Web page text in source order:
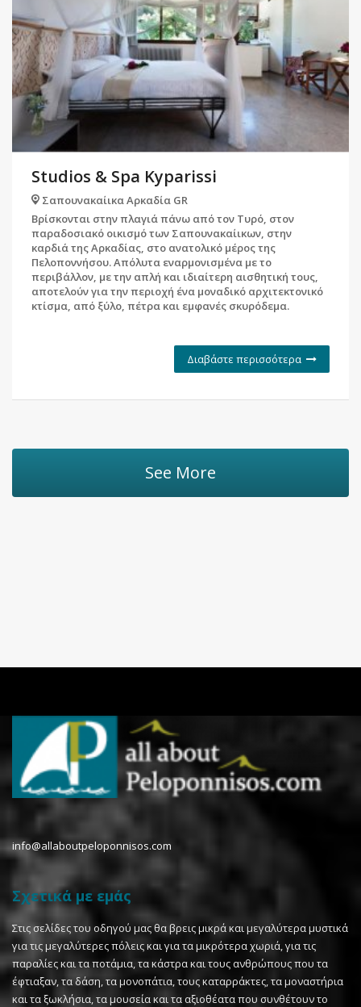
Studios & Spa Kyparissi
Σαπουνακαίικα Αρκαδία GR
Βρίσκονται στην πλαγιά πάνω από τον Τυρό, στον
παραδοσιακό οικισμό των Σαπουνακαίικων, στην
καρδιά της Αρκαδίας, στο ανατολικό μέρος της
Πελοποννήσου. Απόλυτα εναρμονισμένα με το
περιβάλλον, με την απλή και ιδιαίτερη αισθητική τους,
αποτελούν για την περιοχή ένα μοναδικό αρχιτεκτονικό
κτίσμα, από ξύλο, πέτρα και εμφανές σκυρόδεμα.
Διαβάστε περισσότερα
See More
info@allaboutpeloponnisos.com
Σχετικά με εμάς
Στις σελίδες του οδηγού μας θα βρεις μικρά και μεγαλύτερα μυστικά
για τις μεγαλύτερες πόλεις και για τα μικρότερα χωριά, για τις
παραλίες και τα ποτάμια, τα κάστρα και τους ανθρώπους που τα
έφτιαξαν, τα δάση, τα μονοπάτια, τους καταρράκτες, τα μοναστήρια
και τα ξωκλήσια, τα μουσεία και τα αξιοθέατα που συνθέτουν το